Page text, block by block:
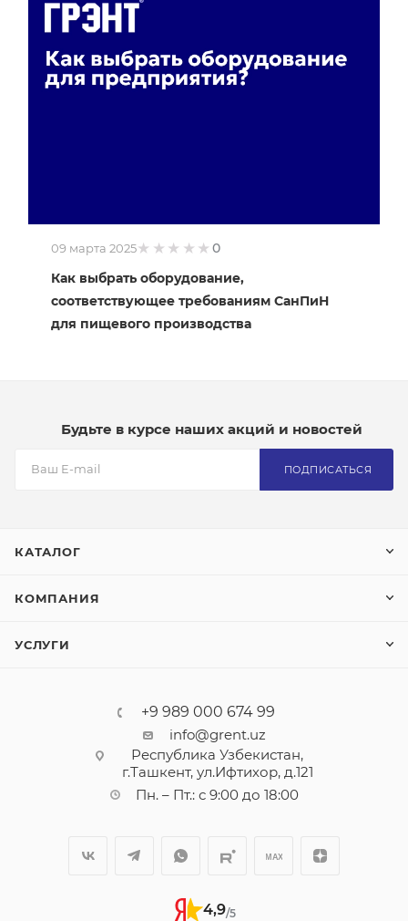
09 марта 2025
0
Как выбрать оборудование,
соответствующее требованиям СанПиН
для пищевого производства
Будьте в курсе наших акций и новостей
ПОДПИСАТЬСЯ
КАТАЛОГ
КОМПАНИЯ
УСЛУГИ
+9 989 000 674 99
info@grent.uz
Республика Узбекистан,
г.Ташкент, ул.Ифтихор, д.121
Пн. – Пт.: с 9:00 до 18:00
4,9/5